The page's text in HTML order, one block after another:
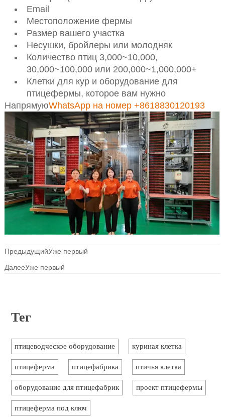
Email
Местоположение фермы
Размер вашего участка
Несушки, бройлеры или молодняк
Количество птиц 3,000~10,000,
30,000~100,000 или 200,000~1,000,000+
Клетки для кур и оборудование для
птицефермы, которое вам нужно
НапрямуюWhatsApp на номер +8618830120193
ПредыдущийУже первый
ДалееУже первый
Тег
птицеводческое оборудование куриная клетка
птицеферма птицефабрика птичья клетка
оборудование для птицефабрик проект птицефермы
птицеферма под ключ